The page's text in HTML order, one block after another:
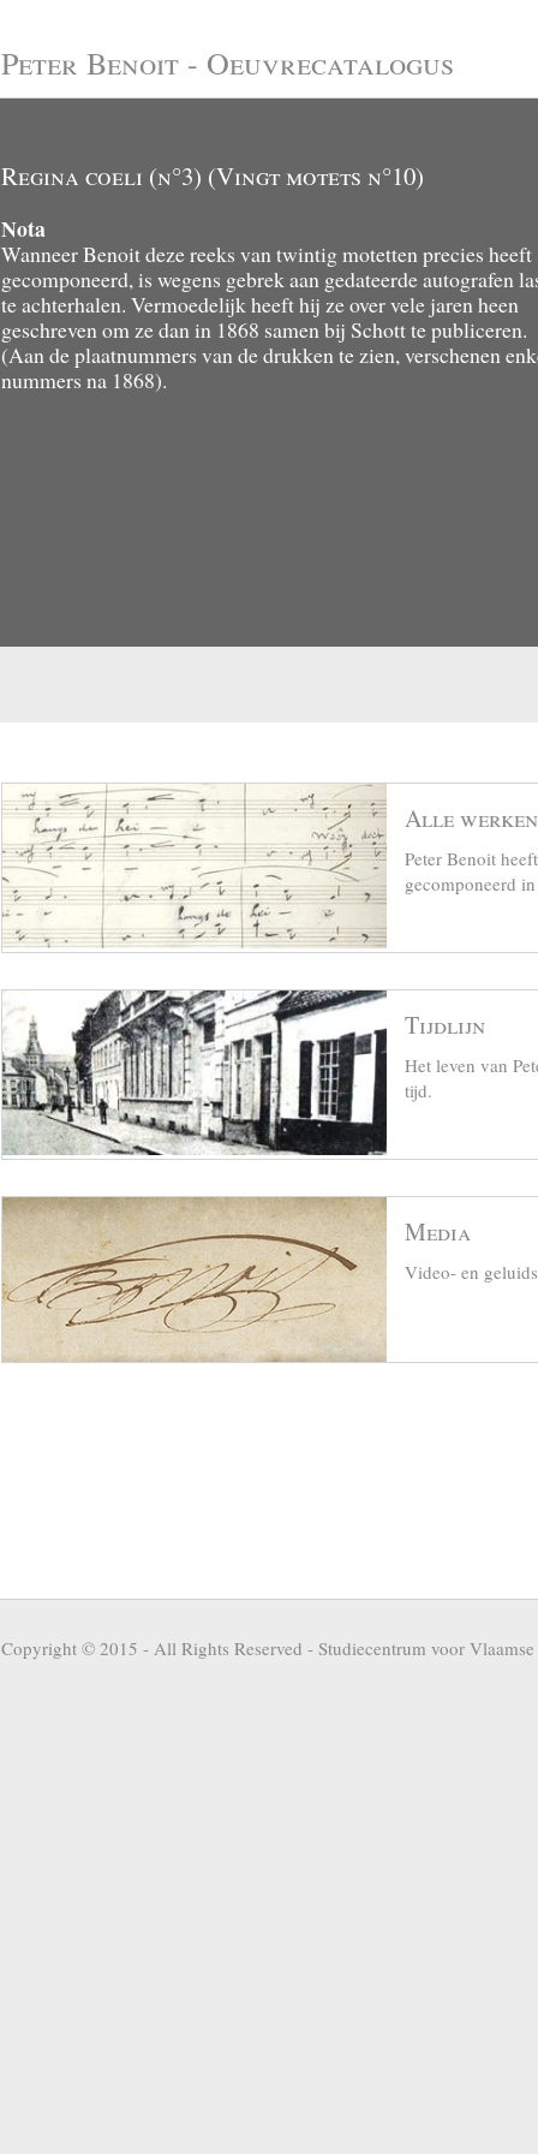
Peter Benoit - Oeuvrecatalogus
Regina coeli (n°3) (Vingt motets n°10)
Nota
Wanneer Benoit deze reeks van twintig motetten precies heeft
gecomponeerd, is wegens gebrek aan gedateerde autografen
te achterhalen. Vermoedelijk heeft hij ze over vele jaren heen
geschreven om ze dan in 1868 samen bij Schott te publiceren.
(Aan de plaatnummers van de drukken te zien, verschenen
nummers na 1868).
Alle werken
Peter Benoit
gecomponeerd
Tijdlijn
Het leven van
tijd.
Media
Video- en
Copyright © 2015 - All Rights Reserved - Studiecentrum voor